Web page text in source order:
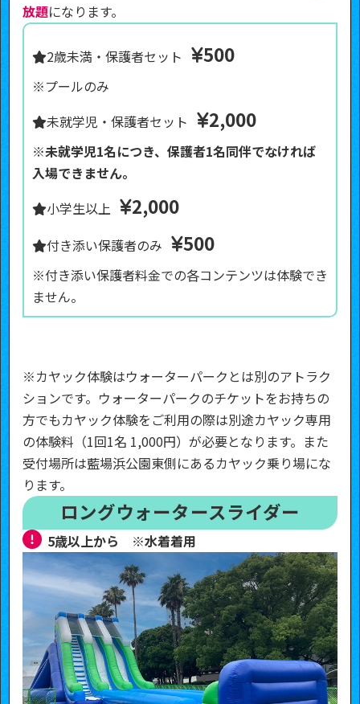
放題になります。
2歳未満・保護者セット 500
※プールのみ
未就学児・保護者セット
2,000
※未就学児1名につき、保護者1名同伴でなければ
入場できません。
小学生以上
2,000
付き添い保護者のみ 500
※付き添い保護者料金での各コンテンツは体験でき
ません。
※カヤック体験はウォーターパークとは別のアトラク
ションです。ウォーターパークのチケットをお持ちの
方でもカヤック体験をご利用の際は別途カヤック専用
の体験料（1回1名 1,000円）が必要となります。また
受付場所は藍場浜公園東側にあるカヤック乗り場にな
ります。
ロングウォータースライダー
5歳以上から ※水着着用